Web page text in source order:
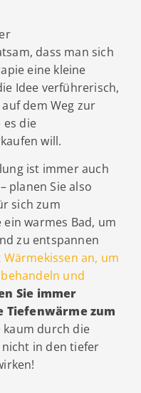
dass man sich
eine kleine
Idee verführerisch,
dem Weg zur
es die
will.
ist immer auch
planen Sie also
sich zum
warmes Bad, um
zu entspannen
Wärmekissen an, um
und
Sie immer
zum
kaum durch die
in den tiefer